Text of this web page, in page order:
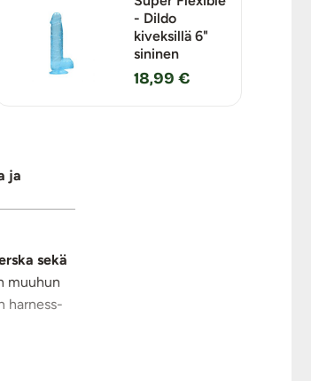
- Dildo
kiveksillä 6"
sininen
18,99 €
ja
sekä
muuhun
harness-